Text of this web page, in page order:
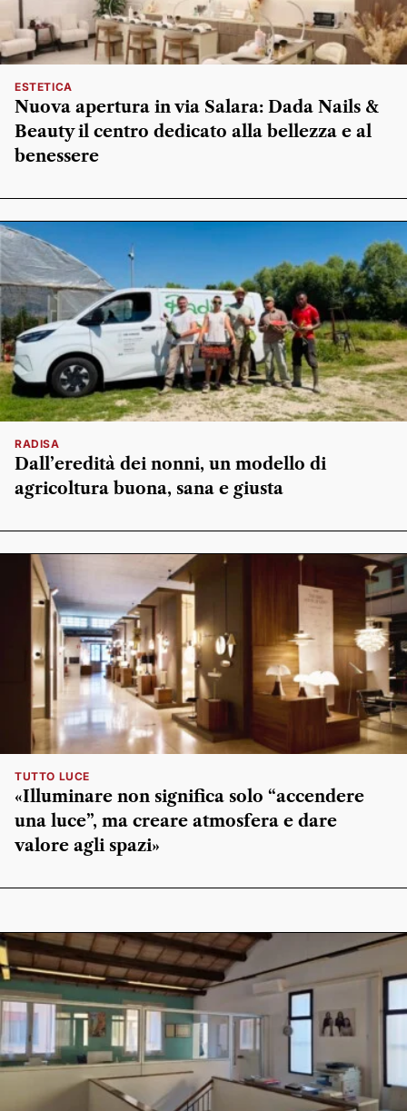
ESTETICA
Nuova apertura in via Salara: Dada Nails &
Beauty il centro dedicato alla bellezza e al
benessere
RADISA
Dall’eredità dei nonni, un modello di
agricoltura buona, sana e giusta
TUTTO LUCE
«Illuminare non significa solo “accendere
una luce”, ma creare atmosfera e dare
valore agli spazi»